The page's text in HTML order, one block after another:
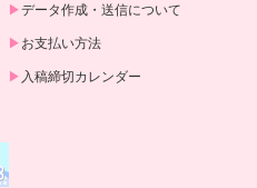
データ作成・送信について
お支払い方法
入稿締切カレンダー